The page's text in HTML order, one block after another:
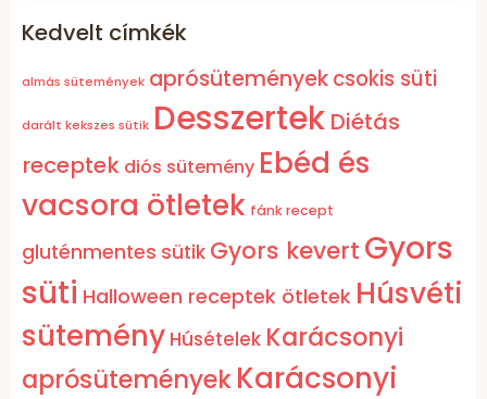
Kedvelt címkék
almás sütemények aprósüteményekcsokis süti
darált kekszes sütik Desszertek Diétás
receptek diós sütemény Ebéd és
vacsora ötletek fánk recept
gluténmentes sütik Gyors kevert Gyors
süti Halloween receptek ötletek Húsvéti
sütemény Húsételek Karácsonyi
aprósüteményekKarácsonyi